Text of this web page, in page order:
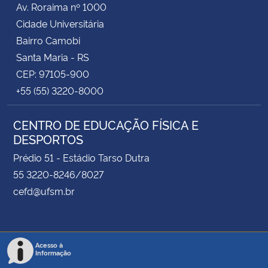
Secretaria-Geral
Secretaria de Governo
Gabinete de Segurança Institucional
Advocacia-Geral da União
Banco Central do Brasil
Planalto
Av. Roraima nº 1000
Cidade Universitária
Bairro Camobi
Santa Maria - RS
CEP: 97105-900
+55 (55) 3220-8000
CENTRO DE EDUCAÇÃO FÍSICA E
DESPORTOS
Prédio 51 - Estádio Tarso Dutra
55 3220-8246/8027
cefd@ufsm.br
Acesso à
Informação